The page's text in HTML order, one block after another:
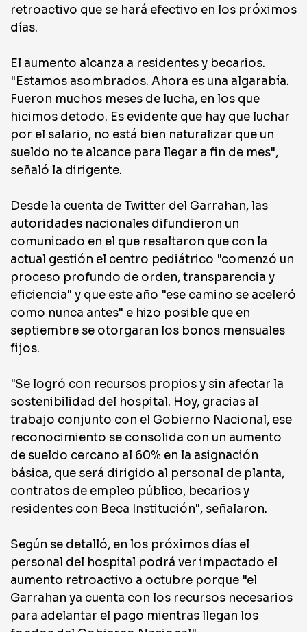
retroactivo que se hará efectivo en los próximos
días.
El aumento alcanza a residentes y becarios.
"Estamos asombrados. Ahora es una algarabía.
Fueron muchos meses de lucha, en los que
hicimos detodo. Es evidente que hay que luchar
por el salario, no está bien naturalizar que un
sueldo no te alcance para llegar a fin de mes",
señaló la dirigente.
Desde la cuenta de Twitter del Garrahan, las
autoridades nacionales difundieron un
comunicado en el que resaltaron que con la
actual gestión el centro pediátrico "comenzó un
proceso profundo de orden, transparencia y
eficiencia" y que este año "ese camino se aceleró
como nunca antes" e hizo posible que en
septiembre se otorgaran los bonos mensuales
fijos.
"Se logró con recursos propios y sin afectar la
sostenibilidad del hospital. Hoy, gracias al
trabajo conjunto con el Gobierno Nacional, ese
reconocimiento se consolida con un aumento
de sueldo cercano al 60% en la asignación
básica, que será dirigido al personal de planta,
contratos de empleo público, becarios y
residentes con Beca Institución", señalaron.
Según se detalló, en los próximos días el
personal del hospital podrá ver impactado el
aumento retroactivo a octubre porque "el
Garrahan ya cuenta con los recursos necesarios
para adelantar el pago mientras llegan los